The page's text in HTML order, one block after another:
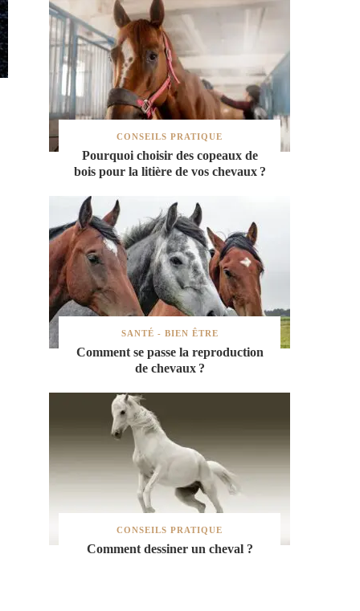
CONSEILS PRATIQUE
Pourquoi choisir des copeaux de
bois pour la litière de vos chevaux ?
SANTÉ - BIEN ÊTRE
Comment se passe la reproduction
de chevaux ?
CONSEILS PRATIQUE
Comment dessiner un cheval ?